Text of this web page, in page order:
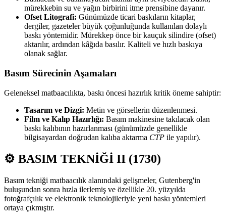
mürekkebin su ve yağın birbirini itme prensibine dayanır.
Ofset Litografi: Günümüzde ticari baskıların kitaplar,
dergiler, gazeteler büyük çoğunluğunda kullanılan dolaylı
baskı yöntemidir. Mürekkep önce bir kauçuk silindire (ofset)
aktarılır, ardından kâğıda basılır. Kaliteli ve hızlı baskıya
olanak sağlar.
Basım Sürecinin Aşamaları
Geleneksel matbaacılıkta, baskı öncesi hazırlık kritik öneme sahiptir:
Tasarım ve Dizgi: Metin ve görsellerin düzenlenmesi.
Film ve Kalıp Hazırlığı: Basım makinesine takılacak olan
baskı kalıbının hazırlanması (günümüzde genellikle
bilgisayardan doğrudan kalıba aktarma CTP ile yapılır).
⚙️ BASIM TEKNİĞİ II (1730)
Basım tekniği matbaacılık alanındaki gelişmeler, Gutenberg'in
buluşundan sonra hızla ilerlemiş ve özellikle 20. yüzyılda
fotoğrafçılık ve elektronik teknolojileriyle yeni baskı yöntemleri
ortaya çıkmıştır.